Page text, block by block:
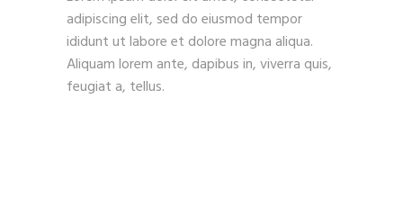
adipiscing elit, sed do eiusmod tempor
ididunt ut labore et dolore magna aliqua.
Aliquam lorem ante, dapibus in, viverra quis,
feugiat a, tellus.